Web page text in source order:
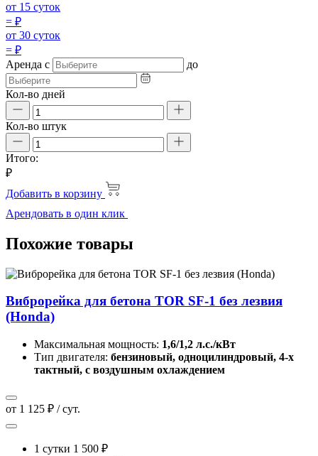
от 15 суток
= ₽
от 30 суток
= ₽
Аренда с до
Кол-во дней
Кол-во штук
Итого:
₽
Добавить в корзину
Арендовать в один клик
Похожие товары
Виброрейка для бетона TOR SF-1 без лезвия
(Honda)
Максимальная мощность: 1,6/1,2 л.с./кВт
Тип двигателя: бензиновый, одноцилиндровый, 4-х
тактный, с воздушным охлаждением
от 1 125 ₽ / сут.
1 сутки 1 500 ₽